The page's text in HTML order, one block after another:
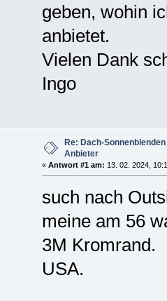
geben, wohin
anbietet.
Vielen Dank
Ingo
Re: Dach-
Anbieter
« Antwort #1 am: 13. 02. 2024,
such nach
meine am 56
3M Kromrand.
USA.